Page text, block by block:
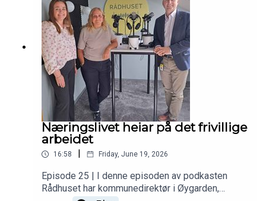
Næringslivet heiar på det frivillige
arbeidet
16:58 Friday, June 19, 2026
Episode 25 | I denne episoden av podkasten
Rådhuset har kommunedirektør i Øygarden,